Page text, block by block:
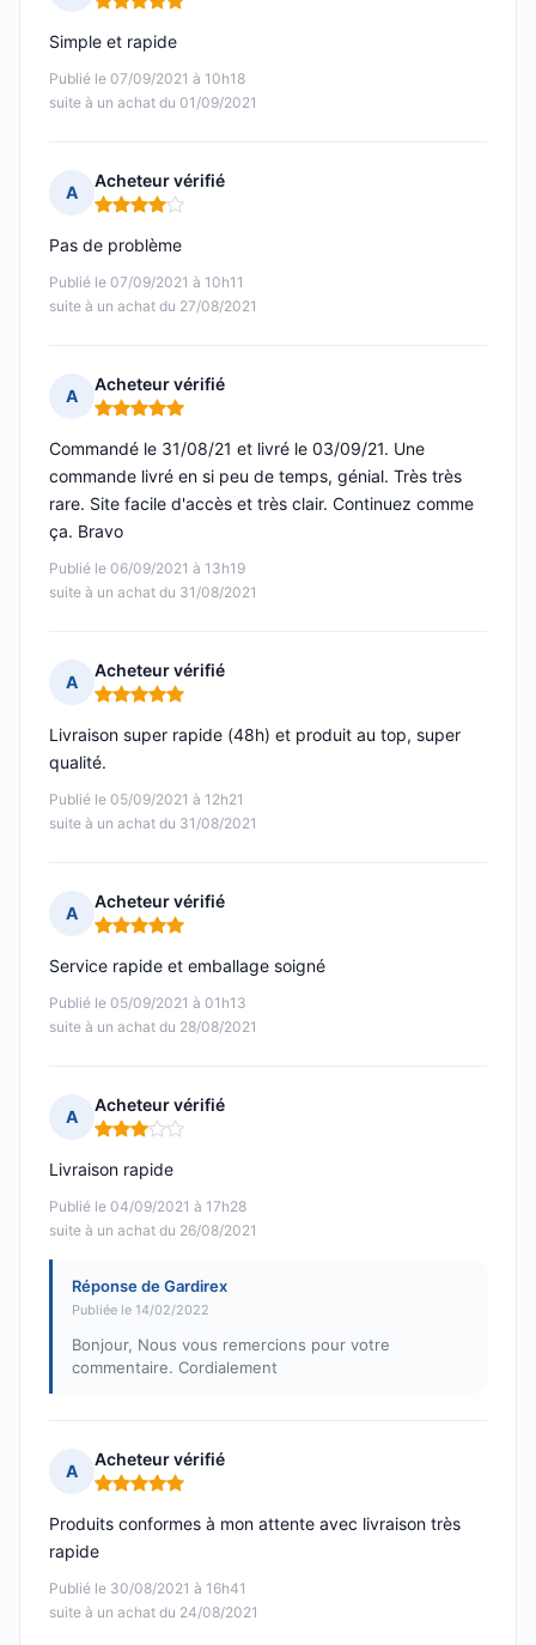
Note : 5 sur 5
Publié le 07/09/2021 à 10h18
suite à un achat du 01/09/2021
Simple et rapide
A
Acheteur vérifié
Note : 4 sur 5
Publié le 07/09/2021 à 10h11
suite à un achat du 27/08/2021
Pas de problème
A
Acheteur vérifié
Note : 5 sur 5
Publié le 06/09/2021 à 13h19
suite à un achat du 31/08/2021
Commandé le 31/08/21 et livré le 03/09/21. Une
commande livré en si peu de temps, génial. Très très
rare. Site facile d'accès et très clair. Continuez comme
ça. Bravo
A
Acheteur vérifié
Note : 5 sur 5
Publié le 05/09/2021 à 12h21
suite à un achat du 31/08/2021
Livraison super rapide (48h) et produit au top, super
qualité.
A
Acheteur vérifié
Note : 5 sur 5
Publié le 05/09/2021 à 01h13
suite à un achat du 28/08/2021
Service rapide et emballage soigné
A
Acheteur vérifié
Note : 3 sur 5
Publié le 04/09/2021 à 17h28
suite à un achat du 26/08/2021
Livraison rapide
Réponse de Gardirex
Publiée le 14/02/2022
Bonjour, Nous vous remercions pour votre
commentaire. Cordialement
A
Acheteur vérifié
Note : 5 sur 5
Publié le 30/08/2021 à 16h41
suite à un achat du 24/08/2021
Produits conformes à mon attente avec livraison très
rapide